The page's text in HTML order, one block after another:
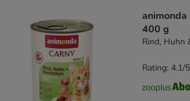
400 g
Rind, Huhn
Rating: 4.1/5